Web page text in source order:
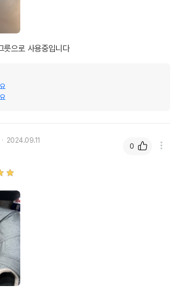
릇으로 사용중입니다
2024.09.11
0